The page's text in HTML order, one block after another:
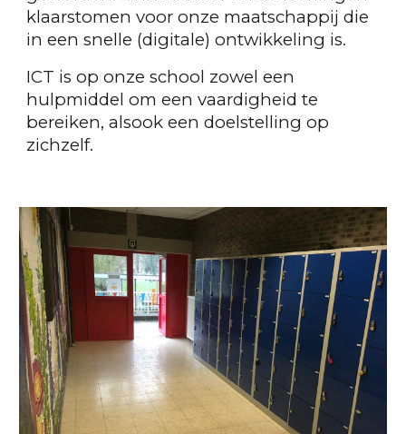
klaarstomen voor onze maatschappij die
in een snelle (digitale) ontwikkeling is.
ICT is op onze school zowel een
hulpmiddel om een vaardigheid te
bereiken, alsook een doelstelling op
zichzelf.